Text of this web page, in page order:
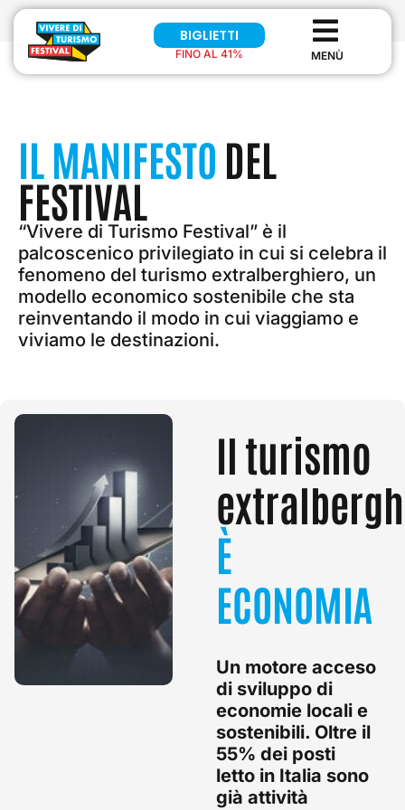
BIGLIETTI
FINO AL 41%
IL MANIFESTO DEL
FESTIVAL
“Vivere di Turismo Festival” è il
palcoscenico privilegiato in cui si celebra il
fenomeno del turismo extralberghiero, un
modello economico sostenibile che sta
reinventando il modo in cui viaggiamo e
viviamo le destinazioni.
Il turismo
È
ECONOMIA
Un motore acceso
di sviluppo di
economie locali e
sostenibili. Oltre il
55% dei posti
letto in Italia sono
già attività